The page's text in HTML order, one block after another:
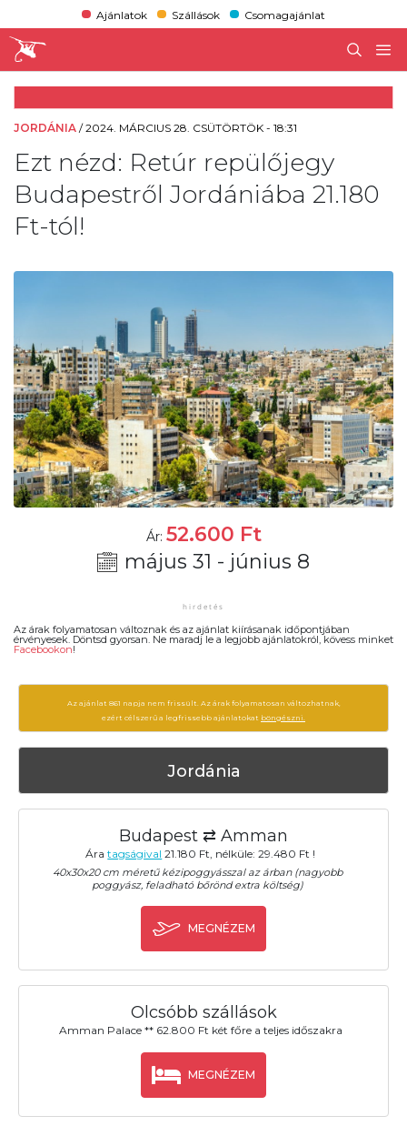
Ajánlatok Szállások Csomagajánlat
JORDÁNIA /2024. MÁRCIUS 28. CSÜTÖRTÖK - 18:31
Ezt nézd: Retúr repülőjegy
Budapestről Jordániába 21.180
Ft-tól!
Ár: 52.600 Ft
május 31 - június 8
Az árak folyamatosan változnak és az ajánlat kiírásanak időpontjában
érvényesek. Döntsd gyorsan. Ne maradj le a legjobb ajánlatokról, kövess minket
Facebookon!
Az ajánlat 861 napja nem frissült. Az árak folyamatosan változhatnak,
ezért célszerű a legfrissebb ajánlatokat böngészni.
Jordánia
Budapest ⇄ Amman
Áratagságival 21.180 Ft, nélküle: 29.480 Ft !
40x30x20 cm méretű kézipoggyásszal az árban (nagyobb
poggyász, feladható bőrönd extra költség)
MEGNÉZEM
Olcsóbb szállások
Amman Palace ** 62.800 Ft két főre a teljes időszakra
MEGNÉZEM